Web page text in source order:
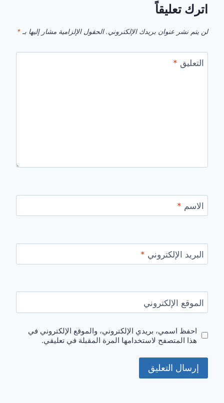
اترك تعليقاً
لن يتم نشر عنوان بريدك الإلكتروني. الحقول الإلزامية مشار إليها بـ *
التعليق *
الاسم *
البريد الإلكتروني *
الموقع الإلكتروني
احفظ اسمي، بريدي الإلكتروني، والموقع الإلكتروني في
هذا المتصفح لاستخدامها المرة المقبلة في تعليقي.